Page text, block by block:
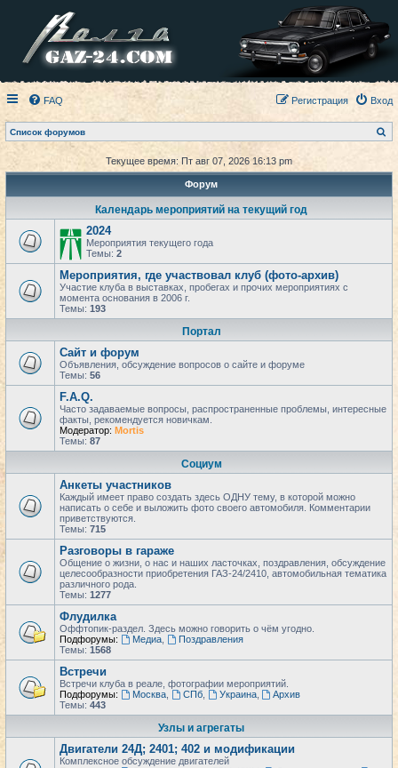
FAQ Вход
Регистрация
Список форумов
о
к
Текущее время: Пт авг 07, 2026 16:13 pm
Форум
Календарь мероприятий на текущий год
2024
Мероприятия текущего года
Темы: 2
Мероприятия, где участвовал клуб (фото-архив)
Участие клуба в выставках, пробегах и прочих мероприятиях с
момента основания в 2006 г.
Темы: 193
Портал
Сайт и форум
Объявления, обсуждение вопросов о сайте и форуме
Темы: 56
F.A.Q.
Часто задаваемые вопросы, распространенные проблемы, интересные
факты, рекомендуется новичкам.
Модератор: Mortis
Темы: 87
Социум
Анкеты участников
Каждый имеет право создать здесь ОДНУ тему, в которой можно
написать о себе и выложить фото своего автомобиля. Комментарии
приветствуются.
Темы: 715
Разговоры в гараже
Общение о жизни, о нас и наших ласточках, поздравления, обсуждение
целесообразности приобретения ГАЗ-24/2410, автомобильная тематика
различного рода.
Темы: 1277
Флудилка
Оффтопик-раздел. Здесь можно говорить о чём угодно.
Подфорумы:
Медиа,
Поздравления
Темы: 1568
Встречи
Встречи клуба в реале, фотографии мероприятий.
Подфорумы:
Москва, СПб, Украина,
Архив
Темы: 443
Узлы и агрегаты
Двигатели 24Д; 2401; 402 и модификации
Комплексное обсуждение двигателей